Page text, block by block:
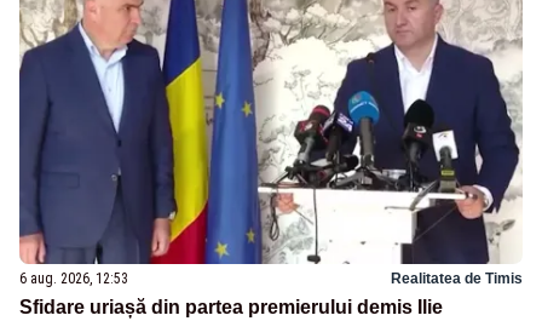
6 aug. 2026, 12:53 Realitatea de Timis
Sfidare uriașă din partea premierului demis Ilie